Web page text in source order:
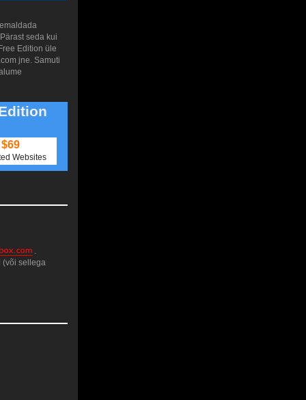
seda kui
Edition üle
jne. Samuti
$69
Websites
.
(või sellega